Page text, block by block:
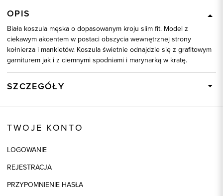
OPIS
Biała koszula męska o dopasowanym kroju slim fit. Model z
ciekawym akcentem w postaci obszycia wewnętrznej strony
kołnierza i mankietów. Koszula świetnie odnajdzie się z grafitowym
garniturem jak i z ciemnymi spodniami i marynarką w kratę.
SZCZEGÓŁY
Kolor
Model
TWOJE KONTO
LOGOWANIE
REJESTRACJA
PRZYPOMNIENIE HASŁA